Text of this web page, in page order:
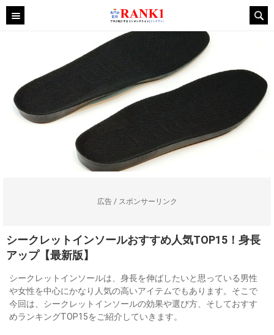
広告 / スポンサーリンク
シークレットインソールおすすめ人気TOP15！身長
アップ【最新版】
シークレットインソールは、身長を伸ばしたいと思っている男性
や女性を中心にかなり人気の高いアイテムでもあります。そこで
今回は、シークレットインソールの効果や選び方、そしておすす
めランキングTOP15をご紹介していきます。